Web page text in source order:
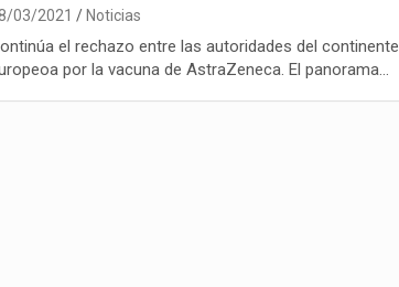
03/2021 Noticias
el rechazo entre las autoridades del continente
por la vacuna de AstraZeneca. El panorama…